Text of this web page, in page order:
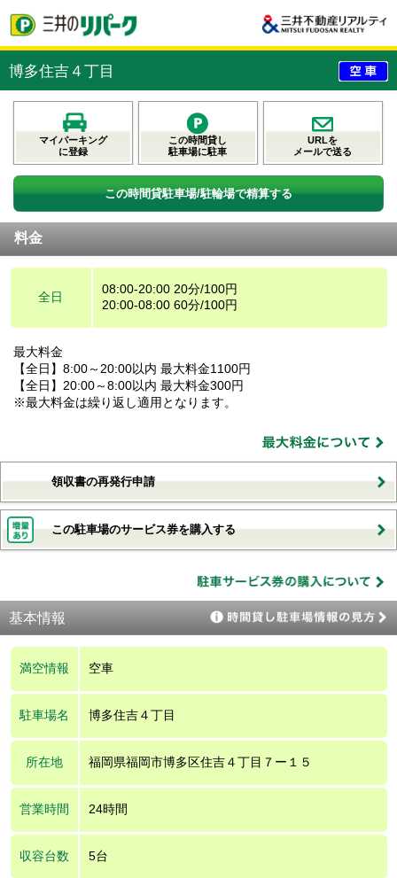
博多住吉４丁目
マイパーキング
に登録
この時間貸し
駐車場に駐車
URLを
メールで送る
この時間貸駐車場/駐輪場で精算する
料金
全日
08:00-20:00 20分/100円
20:00-08:00 60分/100円
最大料金
【全日】8:00～20:00以内 最大料金1100円
【全日】20:00～8:00以内 最大料金300円
※最大料金は繰り返し適用となります。
領収書の再発行申請
この駐車場のサービス券を購入する
基本情報
満空情報 空車
駐車場名 博多住吉４丁目
所在地 福岡県福岡市博多区住吉４丁目７ー１５
営業時間 24時間
収容台数 5台